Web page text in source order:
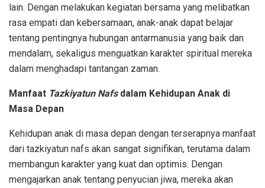
lain. Dengan melakukan kegiatan bersama yang melibatkan
rasa empati dan kebersamaan, anak-anak dapat belajar
tentang pentingnya hubungan antarmanusia yang baik dan
mendalam, sekaligus menguatkan karakter spiritual mereka
dalam menghadapi tantangan zaman.
Manfaat Tazkiyatun Nafsdalam Kehidupan Anak di
Masa Depan
Kehidupan anak di masa depan dengan terserapnya manfaat
dari tazkiyatun nafs akan sangat signifikan, terutama dalam
membangun karakter yang kuat dan optimis. Dengan
mengajarkan anak tentang penyucian jiwa, mereka akan